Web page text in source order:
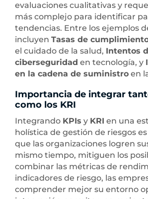
evaluaciones cualitativas y
más complejo para identificar
tendencias. Entre los ejemplos
incluyen Tasas de
el cuidado de la salud, Intentos
ciberseguridad en tecnología, y
en la cadena de suministro en
Importancia de integrar
como los KRI
Integrando KPIs y KRI en una
holística de gestión de riesgos
que las organizaciones logren
mismo tiempo, mitiguen los
combinar las métricas de
indicadores de riesgo, las
comprender mejor su entorno